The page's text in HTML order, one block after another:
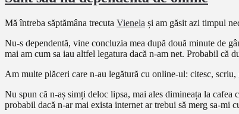
Mă întreba săptămâna trecuta Vienela și am găsit azi timpul
Nu-s dependentă, vine concluzia mea după două minute de
mai am cum sa iau altfel legatura dacă n-am net. Probabil că
Am multe plăceri care n-au legătură cu online-ul: citesc,
Nu spun că n-aș simți deloc lipsa, mai ales dimineața la
probabil dacă n-ar mai exista internet ar trebui să merg sa-mi